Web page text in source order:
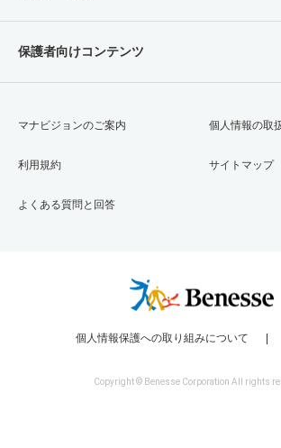
保護者向けコンテンツ
マナビジョンのご案内
利用規約
よくある質問と回答
個人情報の取
サイトマップ
個人情報保護への取り組みについて
Copyright © Benesse Corporation All rights